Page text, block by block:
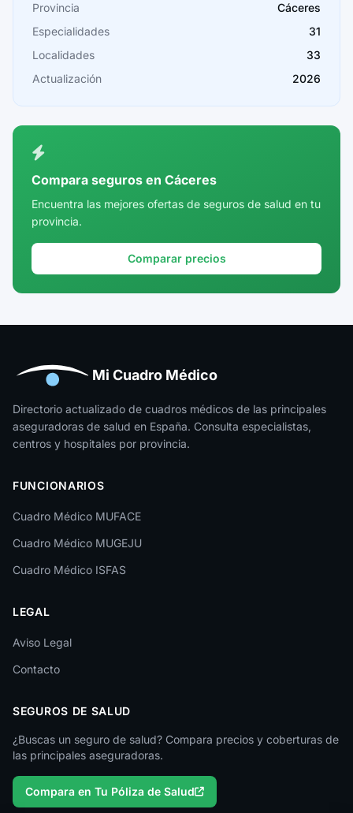
Cádiz
Cantabria
Castellón
Córdoba
Cuenca
Girona
Huesca
Jaén
La Rioja
León
Lleida
Lugo
Málaga
Melilla
Murcia
Palencia
Pontevedra
Provincia
Cáceres
Especialidades
31
Localidades
33
Actualización
2026
Compara seguros en Cáceres
Encuentra las mejores ofertas de seguros de salud en tu
provincia.
Comparar precios
Mi Cuadro Médico
Directorio actualizado de cuadros médicos de las principales
aseguradoras de salud en España. Consulta especialistas,
centros y hospitales por provincia.
FUNCIONARIOS
Cuadro Médico MUFACE
Cuadro Médico MUGEJU
Cuadro Médico ISFAS
LEGAL
Aviso Legal
Contacto
SEGUROS DE SALUD
¿Buscas un seguro de salud? Compara precios y coberturas de
las principales aseguradoras.
Compara en Tu Póliza de Salud